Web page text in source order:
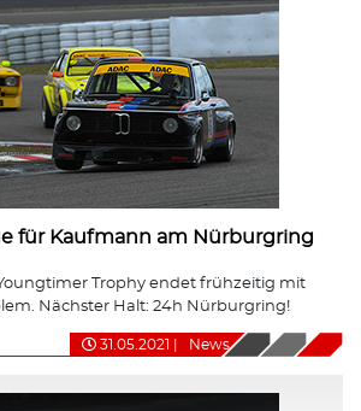
für Kaufmann am Nürburgring
Trophy endet frühzeitig mit
Nächster Halt: 24h Nürburgring!
31.05.2021 News